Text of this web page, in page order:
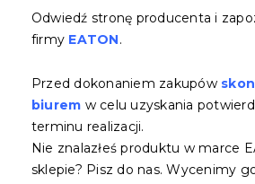
Odwiedź stronę producenta i
firmy EATON.
Przed dokonaniem zakupów
biurem w celu uzyskania
terminu realizacji.
Nie znalazłeś produktu w marce
sklepie? Pisz do nas. Wycenimy